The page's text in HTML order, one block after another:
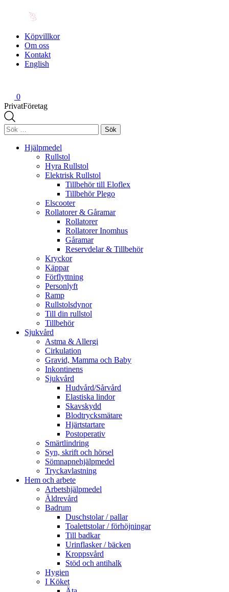
Köpvillkor
Om oss
Kontakt
English
0
PrivatFöretag
Sök
efter:
Hjälpmedel
Rullstol
Hyra Rullstol
Elektrisk Rullstol
Tillbehör till Eloflex
Tillbehör Plego
Elscooter
Rollatorer & Gåramar
Rollatorer
Rollatorer Inomhus
Gåramar
Reservdelar & Tillbehör
Kryckor
Käppar
Förflyttning
Personlyft
Ramp
Rullstolsdynor
Till din rullstol
Tillbehör
Sjukvård
Astma & Allergi
Cirkulation
Gravid, Mamma och Baby
Inkontinens
Sjukvård
Hudvård/Sårvård
Elastiska lindor
Skavskydd
Blodtrycksmätare
Hjärtstartare
Postoperativ
Smärtlindring
Syn, skrift och hörsel
Sömnapnehjälpmedel
Tryckavlastning
Hem och arbete
Arbetshjälpmedel
Äldrevård
Badrum
Duschstolar / pallar
Toalettstolar / förhöjningar
Till badkar
Urinflasker / bäcken
Kroppsvård
Stöd och antihalk
Hygien
I Köket